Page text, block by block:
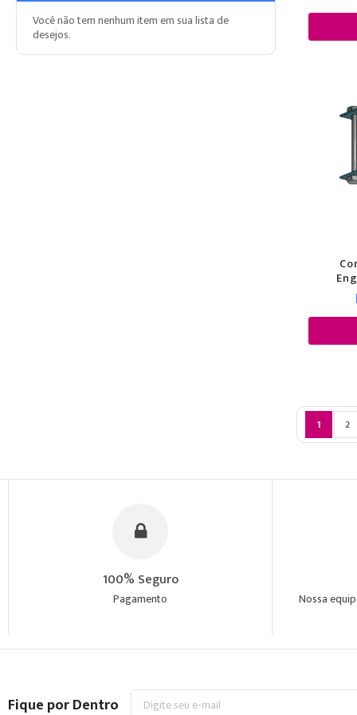
Página
Você
1 2
Você não tem nenhum item em sua lista de
desejos.
100% Seguro
Pagamento Nossa
Fique por Dentro Inscreva-